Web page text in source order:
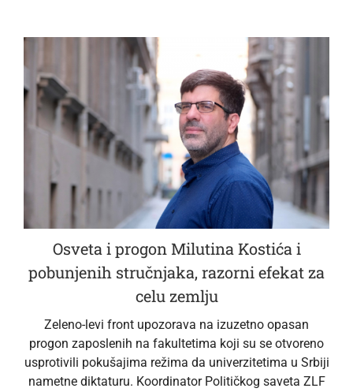
Osveta i progon Milutina Kostića i
pobunjenih stručnjaka, razorni efekat za
celu zemlju
Zeleno-levi front upozorava na izuzetno opasan
progon zaposlenih na fakultetima koji su se otvoreno
usprotivili pokušajima režima da univerzitetima u Srbiji
nametne diktaturu. Koordinator Političkog saveta ZLF